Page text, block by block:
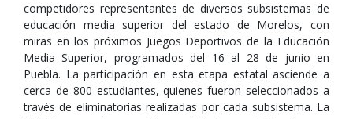
competidores representantes de diversos subsistemas de
educación media superior del estado de Morelos, con
miras en los próximos Juegos Deportivos de la Educación
Media Superior, programados del 16 al 28 de junio en
Puebla. La participación en esta etapa estatal asciende a
cerca de 800 estudiantes, quienes fueron seleccionados a
través de eliminatorias realizadas por cada subsistema. La